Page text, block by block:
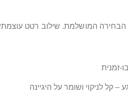
– קל לניקוי ושומר על היגיינה